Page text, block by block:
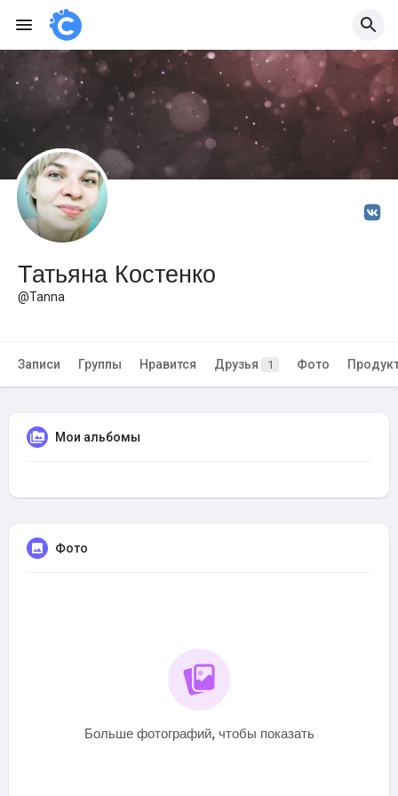
Татьяна Костенко
@Tanna
Записи Группы Нравится Друзья 1 Фото
Мои альбомы
Фото
Больше фотографий, чтобы показать